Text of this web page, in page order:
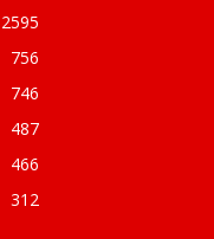
2595
756
746
487
466
312